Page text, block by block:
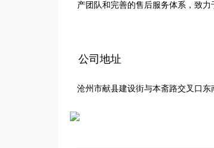
产团队和完善的售后服务体系，致
誉，我们赢得了众多客户的信赖与
公司地址
沧州市献县建设街与本斋路交叉口东